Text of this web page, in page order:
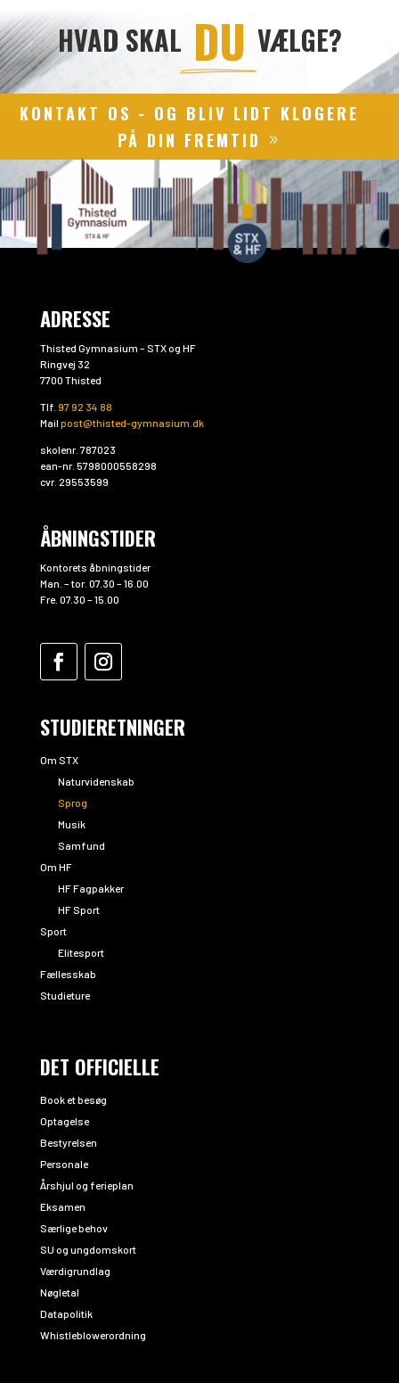
HVAD SKAL DU VÆLGE?
KONTAKT OS - OG BLIV LIDT KLOGERE
PÅ DIN FREMTID
ADRESSE
Thisted Gymnasium – STX og HF
Ringvej 32
7700 Thisted
Tlf. 97 92 34 88
Mail post@thisted-gymnasium.dk
skolenr. 787023
ean-nr. 5798000558298
cvr. 29553599
ÅBNINGSTIDER
Kontorets åbningstider
Man. – tor. 07.30 – 16.00
Fre. 07.30 – 15.00
STUDIERETNINGER
Om STX
Naturvidenskab
Sprog
Musik
Samfund
Om HF
HF Fagpakker
HF Sport
Sport
Elitesport
Fællesskab
Studieture
DET OFFICIELLE
Book et besøg
Optagelse
Bestyrelsen
Personale
Årshjul og ferieplan
Eksamen
Særlige behov
SU og ungdomskort
Værdigrundlag
Nøgletal
Datapolitik
Whistleblowerordning